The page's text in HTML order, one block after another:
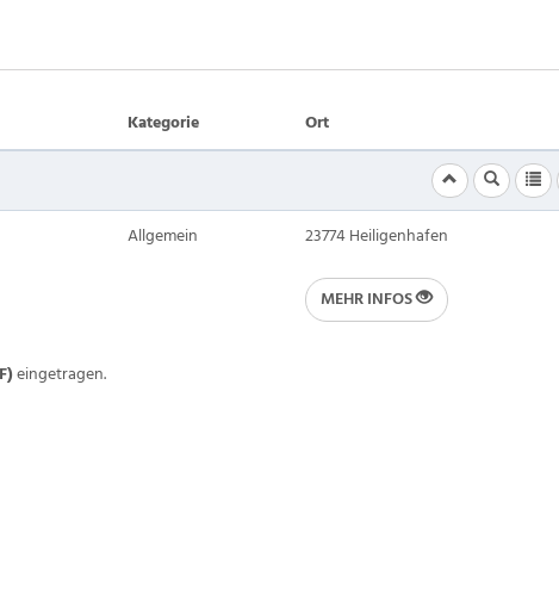
Kategorie
Ort
Allgemein 23774 Heiligenhafen
MEHR INFOS
eingetragen.